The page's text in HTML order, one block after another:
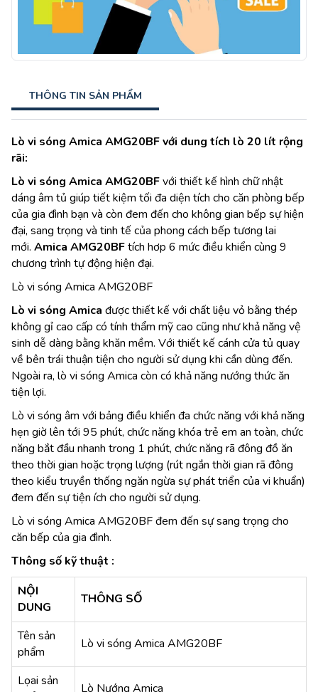
THÔNG TIN SẢN PHẨM
Lò vi sóng Amica AMG20BF với dung tích lò 20 lít rộng
rãi:
Lò vi sóng Amica AMG20BFvới thiết kế hình chữ nhật
dáng âm tủ giúp tiết kiệm tối đa diện tích cho căn phòng bếp
của gia đình bạn và còn đem đến cho không gian bếp sự hiện
đại, sang trọng và tinh tế của phong cách bếp tương lai
mới. Amica AMG20BFtích hơp 6 mức điều khiển cùng 9
chương trình tự động hiện đại.
Lò vi sóng Amica AMG20BF
Lò vi sóng Amica được thiết kế với chất liệu vỏ bằng thép
không gỉ cao cấp có tính thẩm mỹ cao cũng như khả năng vệ
sinh dễ dàng bằng khăn mềm. Với thiết kế cánh cửa tủ quay
về bên trái thuận tiện cho người sử dụng khi cần dùng đến.
Ngoài ra, lò vi sóng Amica còn có khả năng nướng thức ăn
tiện lợi.
Lò vi sóng âm với bảng điều khiển đa chức năng với khả năng
hẹn giờ lên tới 95 phút, chức năng khóa trẻ em an toàn, chức
năng bắt đầu nhanh trong 1 phút, chức năng rã đông đồ ăn
theo thời gian hoặc trọng lượng (rút ngắn thời gian rã đông
theo kiểu truyền thống ngăn ngừa sự phát triển của vi khuẩn)
đem đến sự tiện ích cho người sử dụng.
Lò vi sóng Amica AMG20BF đem đến sự sang trọng cho
căn bếp của gia đình.
Thông số kỹ thuật :
NỘI
DUNG
THÔNG SỐ
Tên sản
phẩm
Lò vi sóng Amica AMG20BF
Lọai sản
Lò Nướng Amica